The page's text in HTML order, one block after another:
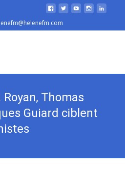
Thomas
Guiard ciblent